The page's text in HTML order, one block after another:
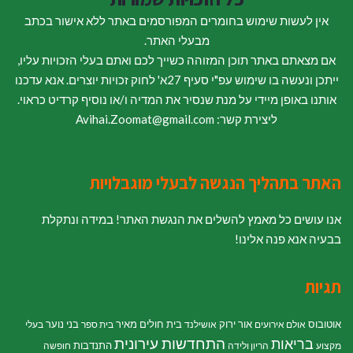
אין לעשות שימוש בחומרים המפורסמים באתר ללא אישור בכתב
מבעלי האתר.
אם מצאתם באתר תוכן המזוהה כשייך לכם ואתם בעלי הזכויות עליו,
ייתכן ונעשה בו שימוש עפ"י סעיף 27א' לחוק זכויות יוצרים. אנא עדכנו
אותנו באופן מיידי על מנת שנסיר את המדיה ו/או נוסיף קרדיט כראוי.
ליצירת קשר: Avihai.Zoomat@gmail.com
האתר בתהליך הנגשה לבעלי מוגבלויות
אנו עושים כל מאמץ להשלים את הנגשת האתר! במידה ונתקלת
בבעיה אנא פנה אלינו!
תגיות
אוטובוס אולם אירועים אור ירוק אושילנד בית חולים מאיר בית ספר בני נוער בעלי
מקצוע בריאות הריון ולידה התחדשות עירוניתהתנדבות חופשה